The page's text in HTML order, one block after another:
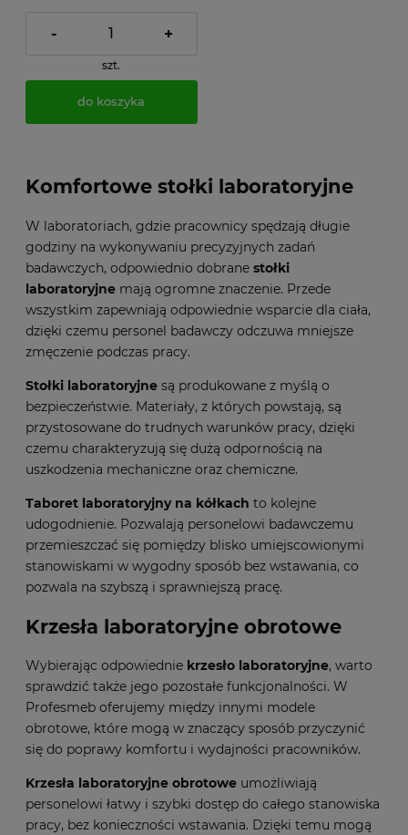
- +
szt.
do koszyka
Komfortowe stołki laboratoryjne
W laboratoriach, gdzie pracownicy spędzają długie
godziny na wykonywaniu precyzyjnych zadań
badawczych, odpowiednio dobrane stołki
laboratoryjne mają ogromne znaczenie. Przede
wszystkim zapewniają odpowiednie wsparcie dla ciała,
dzięki czemu personel badawczy odczuwa mniejsze
zmęczenie podczas pracy.
Stołki laboratoryjne są produkowane z myślą o
bezpieczeństwie. Materiały, z których powstają, są
przystosowane do trudnych warunków pracy, dzięki
czemu charakteryzują się dużą odpornością na
uszkodzenia mechaniczne oraz chemiczne.
Taboret laboratoryjny na kółkach to kolejne
udogodnienie. Pozwalają personelowi badawczemu
przemieszczać się pomiędzy blisko umiejscowionymi
stanowiskami w wygodny sposób bez wstawania, co
pozwala na szybszą i sprawniejszą pracę.
Krzesła laboratoryjne obrotowe
Wybierając odpowiednie krzesło laboratoryjne, warto
sprawdzić także jego pozostałe funkcjonalności. W
Profesmeb oferujemy między innymi modele
obrotowe, które mogą w znaczący sposób przyczynić
się do poprawy komfortu i wydajności pracowników.
Krzesła laboratoryjne obrotowe umożliwiają
personelowi łatwy i szybki dostęp do całego stanowiska
pracy, bez konieczności wstawania. Dzięki temu mogą